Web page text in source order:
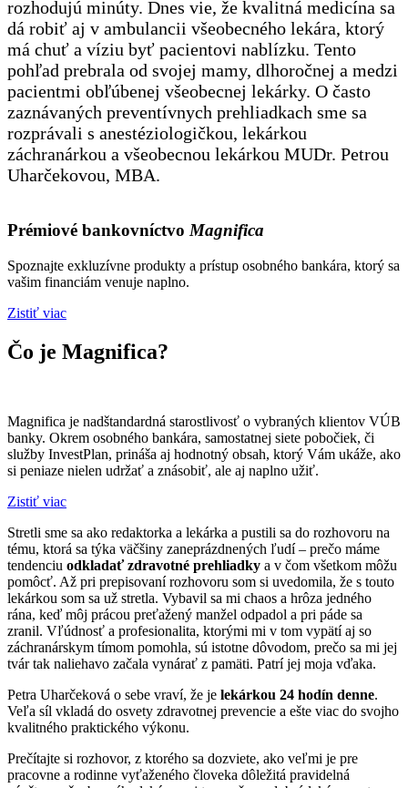
rozhodujú minúty. Dnes vie, že kvalitná medicína sa
dá robiť aj v ambulancii všeobecného lekára, ktorý
má chuť a víziu byť pacientovi nablízku. Tento
pohľad prebrala od svojej mamy, dlhoročnej a medzi
pacientmi obľúbenej všeobecnej lekárky. O často
zaznávaných preventívnych prehliadkach sme sa
rozprávali s anestéziologičkou, lekárkou
záchranárkou a všeobecnou lekárkou MUDr. Petrou
Uharčekovou, MBA.
Prémiové bankovníctvoMagnifica
Spoznajte exkluzívne produkty a prístup osobného bankára, ktorý sa
vašim financiám venuje naplno.
Zistiť viac
Čo je Magnifica?
Magnifica je nadštandardná starostlivosť o vybraných klientov VÚB
banky. Okrem osobného bankára, samostatnej siete pobočiek, či
služby InvestPlan, prináša aj hodnotný obsah, ktorý Vám ukáže, ako
si peniaze nielen udržať a znásobiť, ale aj naplno užiť.
Zistiť viac
Stretli sme sa ako redaktorka a lekárka a pustili sa do rozhovoru na
tému, ktorá sa týka väčšiny zaneprázdnených ľudí – prečo máme
tendenciu odkladať zdravotné prehliadky a v čom všetkom môžu
pomôcť. Až pri prepisovaní rozhovoru som si uvedomila, že s touto
lekárkou som sa už stretla. Vybavil sa mi chaos a hrôza jedného
rána, keď môj prácou preťažený manžel odpadol a pri páde sa
zranil. Vľúdnosť a profesionalita, ktorými mi v tom vypätí aj so
záchranárskym tímom pomohla, sú istotne dôvodom, prečo sa mi jej
tvár tak naliehavo začala vynárať z pamäti. Patrí jej moja vďaka.
Petra Uharčeková o sebe vraví, že je lekárkou 24 hodín denne.
Veľa síl vkladá do osvety zdravotnej prevencie a ešte viac do svojho
kvalitného praktického výkonu.
Prečítajte si rozhovor, z ktorého sa dozviete, ako veľmi je pre
pracovne a rodinne vyťaženého človeka dôležitá pravidelná